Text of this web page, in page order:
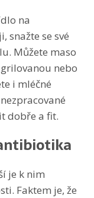
na
snažte se své
Můžete maso
nebo
i mléčné
dobře a fit.
je k nim
Faktem je, že